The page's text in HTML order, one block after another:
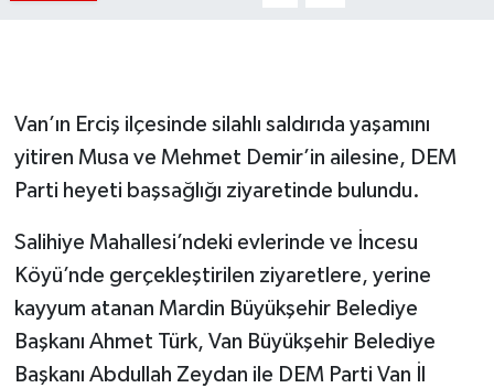
Van’ın Erciş ilçesinde silahlı saldırıda yaşamını
yitiren Musa ve Mehmet Demir’in ailesine, DEM
Parti heyeti başsağlığı ziyaretinde bulundu.
Salihiye Mahallesi’ndeki evlerinde ve İncesu
Köyü’nde gerçekleştirilen ziyaretlere, yerine
kayyum atanan Mardin Büyükşehir Belediye
Başkanı Ahmet Türk, Van Büyükşehir Belediye
Başkanı Abdullah Zeydan ile DEM Parti Van İl